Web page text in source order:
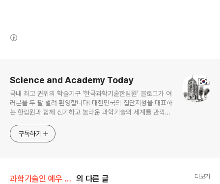
Science and Academy Today
국내 최고 권위의 학술기구 ‘한국과학기술한림원’ 블로그가 여
러분을 두 팔 벌려 환영합니다! 대한민국의 집단지성을 대표하
는 한림원과 함께 신기하고 놀라운 과학기술의 세계를 만끽하
구독하기
과학기술인 예우 및 시상/시상 의 다른 글 더보기